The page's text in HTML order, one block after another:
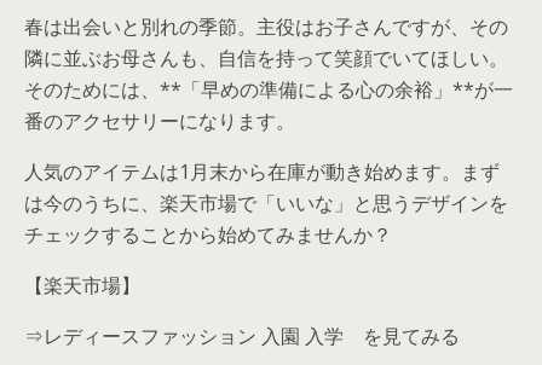
春は出会いと別れの季節。主役はお子さんですが、その
隣に並ぶお母さんも、自信を持って笑顔でいてほしい。
そのためには、**「早めの準備による心の余裕」**が一
番のアクセサリーになります。
人気のアイテムは1月末から在庫が動き始めます。まず
は今のうちに、楽天市場で「いいな」と思うデザインを
チェックすることから始めてみませんか？
【楽天市場】
⇒レディースファッション 入園 入学 を見てみる